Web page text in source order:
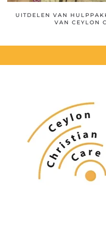
UITDELEN VAN
VAN CEYLON